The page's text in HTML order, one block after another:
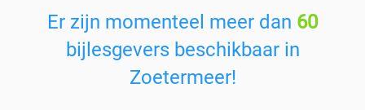
k
Er zijn momenteel meer dan 60
bijlesgevers beschikbaar in
Zoetermeer!